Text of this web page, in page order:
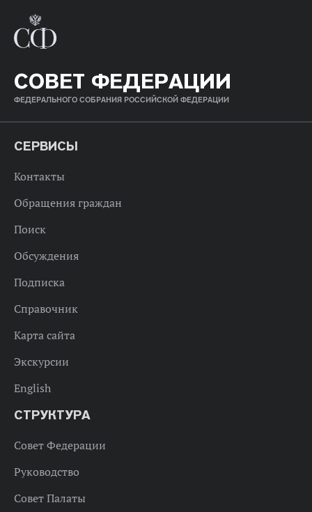
СОВЕТ ФЕДЕРАЦИИ
ФЕДЕРАЛЬНОГО СОБРАНИЯ РОССИЙСКОЙ ФЕДЕРАЦИИ
СЕРВИСЫ
Контакты
Обращения граждан
Поиск
Обсуждения
Подписка
Справочник
Карта сайта
Экскурсии
English
СТРУКТУРА
Совет Федерации
Руководство
Совет Палаты